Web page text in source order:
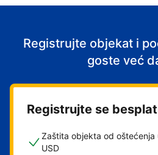
Registrujte objekat i
goste već
Registrujte se
Zaštita objekta od oštećenja
USD